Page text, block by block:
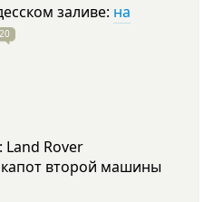
заливе: на
20
Land Rover
второй машины